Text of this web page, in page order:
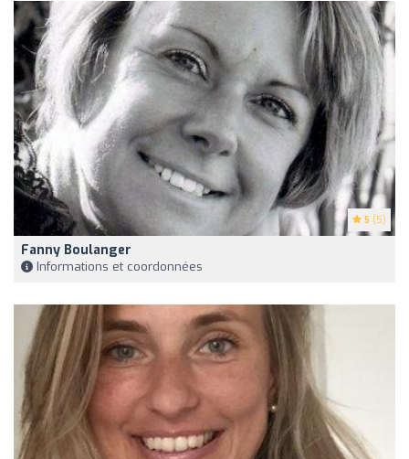
5 (5)
Fanny Boulanger
Informations et coordonnées